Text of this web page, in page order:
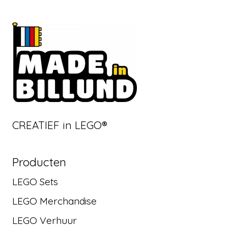
CREATIEF in LEGO®
Producten
LEGO Sets
LEGO Merchandise
LEGO Verhuur